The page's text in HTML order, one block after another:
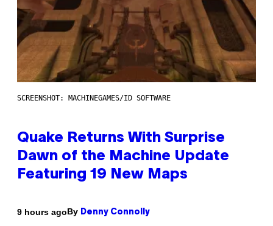
SCREENSHOT: MACHINEGAMES/ID SOFTWARE
Quake Returns With Surprise
Dawn of the Machine Update
Featuring 19 New Maps
9 hours agoBy Denny Connolly